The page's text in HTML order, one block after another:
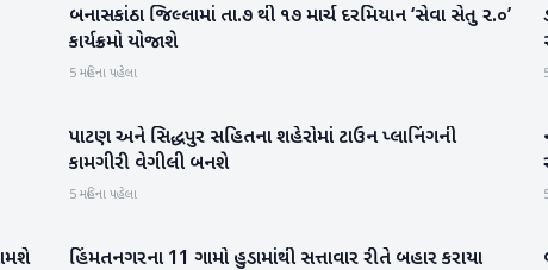
બનાસકાંઠા
બનાસકાંઠા જિલ્લામાં તા.૭ થી ૧૭ માર્ચ દરમિયાન ‘સેવા સેતુ ૨.૦’
કાર્યક્રમો યોજાશે
5 મહિના પહેલા
પાટણ
પાટણ અને સિદ્ધપુર સહિતના શહેરોમાં ટાઉન પ્લાનિંગની
કામગીરી વેગીલી બનશે
5 મહિના પહેલા
સાબરકાંઠા
હિંમતનગરના 11 ગામો હુડામાંથી સત્તાવાર રીતે બહાર કરાયા